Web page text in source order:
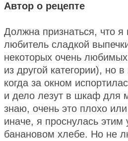
Автор о рецепте
Должна признаться, что
любитель сладкой
некоторых очень
из другой категории), но
когда за окном
и дело лезут в шкаф для
знаю, очень это плохо
иначе, я проснулась
банановом хлебе. Но не